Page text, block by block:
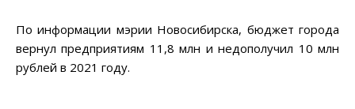
По информации мэрии Новосибирска, бюджет города
вернул предприятиям 11,8 млн и недополучил 10 млн
рублей в 2021 году.